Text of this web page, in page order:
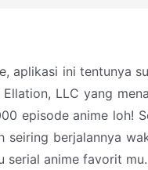
aplikasi ini tentunya
LLC yang
episode anime loh!
berjalannya
serial anime favorit mu.